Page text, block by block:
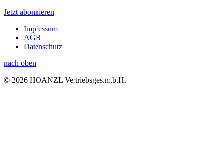
Jetzt abonnieren
Impressum
AGB
Datenschutz
nach oben
© 2026 HOANZL Vertriebsges.m.b.H.